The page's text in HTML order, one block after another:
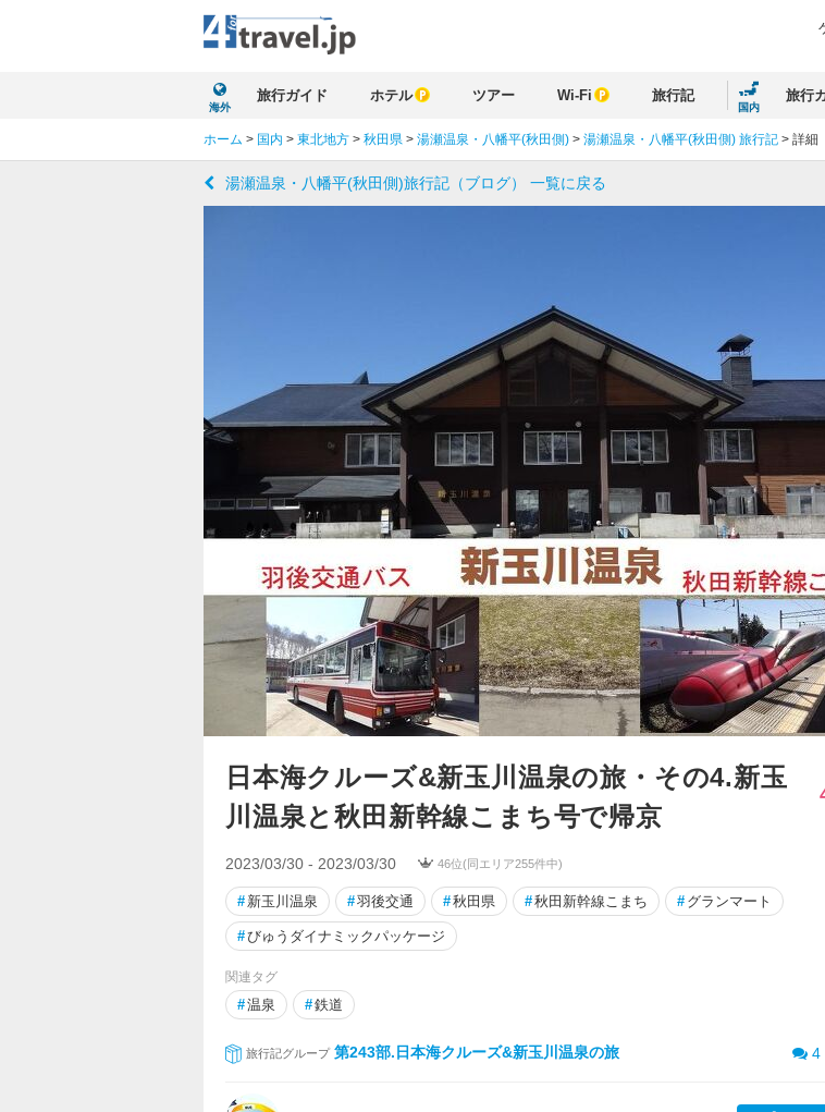
海外
旅行ガイド ホテル ツアー Wi-Fi 旅行記
国内
旅行
ホーム > 国内 > 東北地方 > 秋田県 > 湯瀬温泉・八幡平(秋田側) > 湯瀬温泉・八幡平(秋田側) 旅行記 > 詳細
湯瀬温泉・八幡平(秋田側)旅行記（ブログ） 一覧に戻る
日本海クルーズ&新玉川温泉の旅・その4.新玉
川温泉と秋田新幹線こまち号で帰京
2023/03/30 - 2023/03/30 46位(同エリア255件中)
# 新玉川温泉 #羽後交通 #秋田県 #秋田新幹線こまち # グランマート
#びゅうダイナミックパッケージ
関連タグ
#温泉 #鉄道
旅行記グループ 第243部.日本海クルーズ&新玉川温泉の旅 4